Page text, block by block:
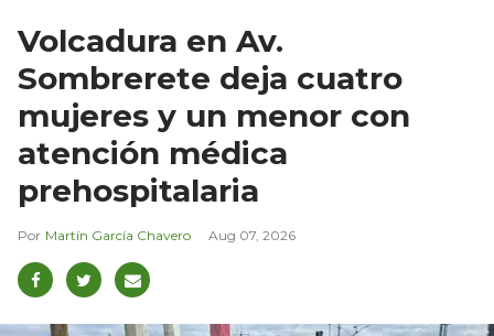
Volcadura en Av.
Sombrerete deja cuatro
mujeres y un menor con
atención médica
prehospitalaria
Martín García Chavero Aug 07, 2026